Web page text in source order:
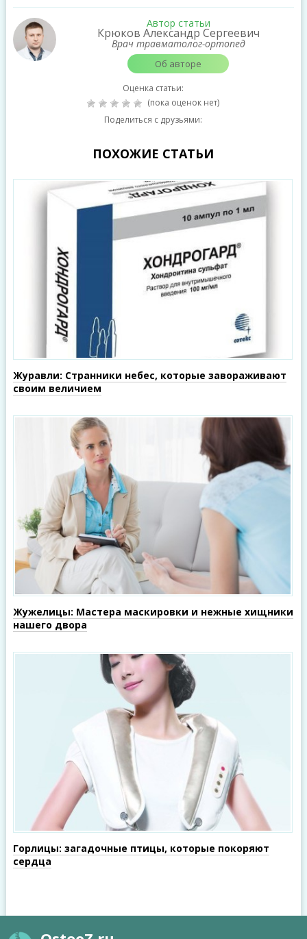
Автор статьи
Крюков Александр Сергеевич
Врач травматолог-ортопед
Об авторе
Оценка статьи:
(пока оценок нет)
Поделиться с друзьями:
ПОХОЖИЕ СТАТЬИ
Журавли: Странники небес, которые завораживают
своим величием
Жужелицы: Мастера маскировки и нежные хищники
нашего двора
Горлицы: загадочные птицы, которые покоряют
сердца